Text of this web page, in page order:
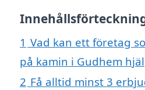
1 Vad kan ett företag
på kamin i Gudhem
2 Få alltid minst 3